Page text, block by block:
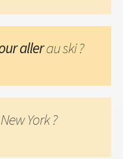
allerau ski ?
New York ?